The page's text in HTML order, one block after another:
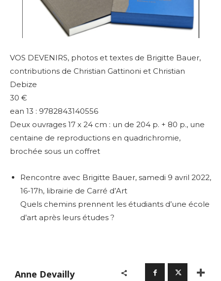
VOS DEVENIRS, photos et textes de Brigitte Bauer,
contributions de Christian Gattinoni et Christian
Debize
30 €
ean 13 : 9782843140556
Deux ouvrages 17 x 24 cm : un de 204 p. + 80 p., une
centaine de reproductions en quadrichromie,
brochée sous un coffret
Rencontre avec Brigitte Bauer, samedi 9 avril 2022,
16-17h, librairie de Carré d’Art
Quels chemins prennent les étudiants d’une école
d’art après leurs études ?
Anne Devailly